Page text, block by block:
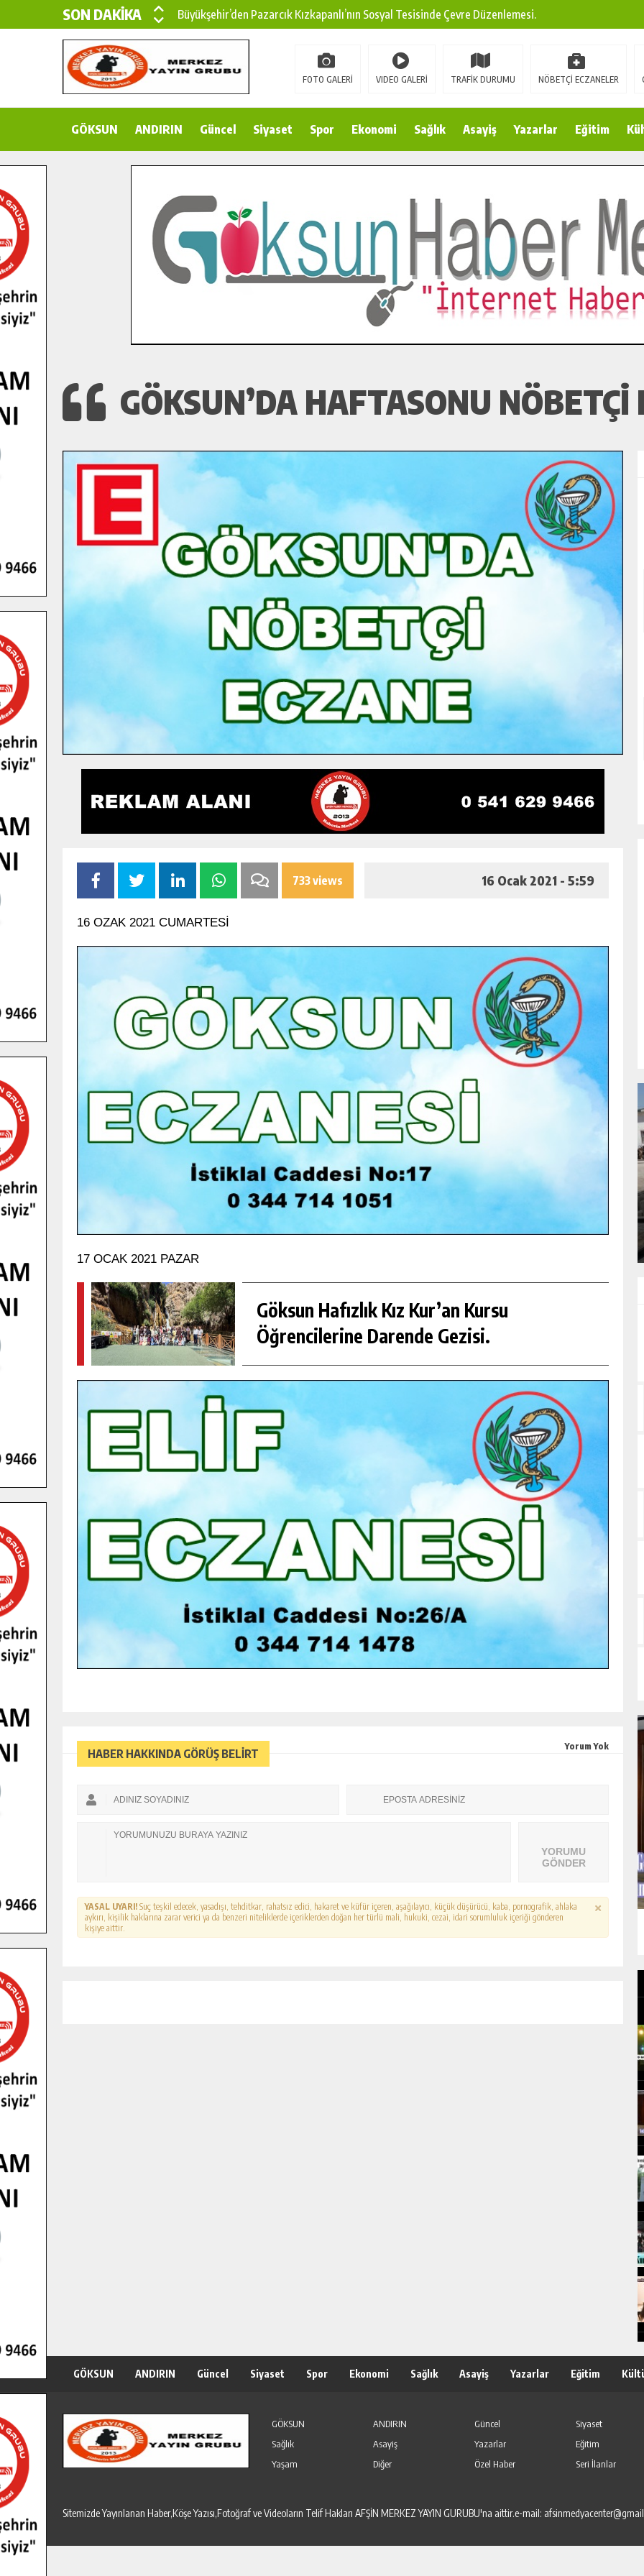
SON DAKİKA
Büyükşehir’den Pazarcık Kızkapanlı’nın Sosyal Tesisinde Çevre Düzenlemesi.
Büyükşehir’den Pazarcık Kırsalına Modern Ulaşım Yatırımı.
Çin’den KSÜ’ye Uluslararası Başarı: Edinilen Bilgi Türk Tarımına Katkı Sağlayacak.
Gençler Pusula Maraş Kampında Yeni Medya ve Fotoğrafçılığı Keşfetti.
İlçe Jandarma Komutanı Karakaya’dan Başkan Cüce’ye Veda Ziyareti.
Bertiz’in Yeni Köprüsünde Sona Doğru.
FOTO GALERİ VIDEO GALERİ TRAFİK DURUMU NÖBETÇİ ECZANELER
GÖKSUN ANDIRIN Güncel Siyaset Spor Ekonomi Sağlık Asayiş Yazarlar Eğitim
GÖKSUN’DA HAFTASONU NÖBETÇI
733 views 16 Ocak 2021 - 5:59
16 OZAK 2021 CUMARTESİ
17 OCAK 2021 PAZAR
Göksun Hafızlık Kız Kur’an Kursu
Öğrencilerine Darende Gezisi.
HABER HAKKINDA GÖRÜŞ BELİRT
Yorum Yok
YORUMU
GÖNDER
YASAL UYARI! Suç teşkil edecek, yasadışı, tehditkar, rahatsız edici, hakaret ve küfür içeren, aşağılayıcı, küçük düşürücü, kaba, pornografik, ahlaka
aykırı, kişilik haklarına zarar verici ya da benzeri niteliklerde içeriklerden doğan her türlü mali, hukuki, cezai, idari sorumluluk içeriği gönderen
kişiye aittir.
GENÇLER PUSULA MARAŞ KAMPINDA
YENI MEDYA VE FOTOĞRAFÇILIĞI
KEŞFETTI.
GÖKSUN HAFIZLIK KIZ KUR’AN KURSU
ÖĞRENCILERINE DARENDE GEZISI.
GÖKSUN ANDIRIN Güncel Siyaset Spor Ekonomi Sağlık Asayiş Yazarlar Eğitim
GÖKSUN ANDIRIN Güncel Siyaset
Sağlık
Asayiş Yazarlar Eğitim
Yaşam
Diğer Özel Haber Seri İlanlar
Sitemizde Yayınlanan Haber,Köşe Yazısı,Fotoğraf ve Videoların Telif Hakları AFŞİN MERKEZ YAYIN GURUBU'na aittir.e-mail: